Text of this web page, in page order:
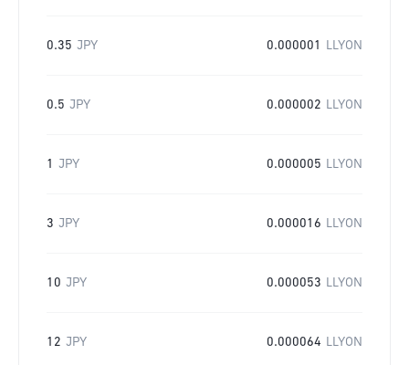
0.35 JPY 0.000001 LLYON
0.5 JPY 0.000002 LLYON
1 JPY 0.000005 LLYON
3 JPY 0.000016 LLYON
10 JPY 0.000053 LLYON
12 JPY 0.000064 LLYON